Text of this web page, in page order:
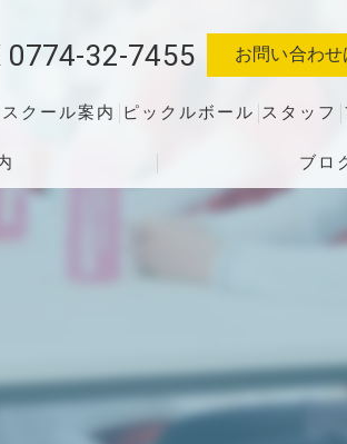
32-7455 お問い合わせ
スクール案内 ピックルボール スタッフ
ブロ